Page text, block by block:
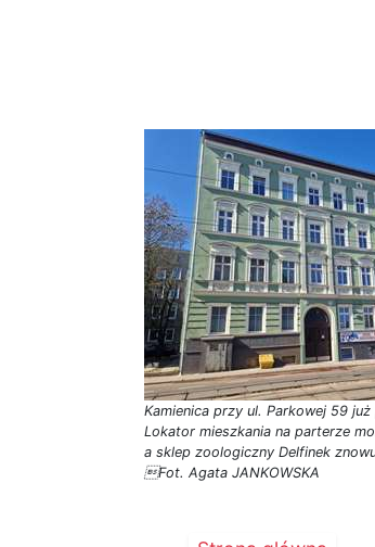
Kamienica przy ul. Parkowej 59 już
Lokator mieszkania na parterze
a sklep zoologiczny Delfinek
Fot. Agata JANKOWSKA